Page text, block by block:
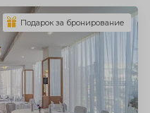
Подарок за бронирование